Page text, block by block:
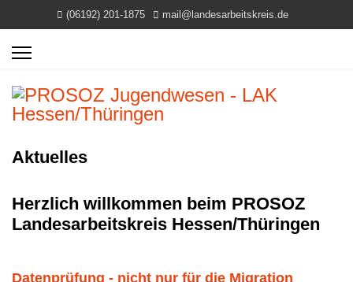
(06192) 201-1875 mail@landesarbeitskreis.de
Aktuelles
Herzlich willkommen beim PROSOZ
Landesarbeitskreis Hessen/Thüringen
Datenprüfung - nicht nur für die Migration